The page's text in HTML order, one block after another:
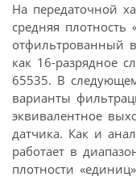
На передаточной
средняя
отфильтрованный
как 16-разрядное
65535. В
варианты
эквивалентное
датчика. Как и
работает в
плотности